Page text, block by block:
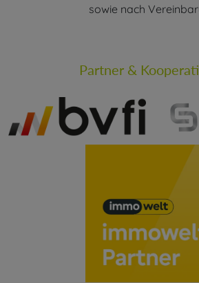
sowie nach
Partner &